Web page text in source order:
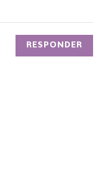
RESPONDER